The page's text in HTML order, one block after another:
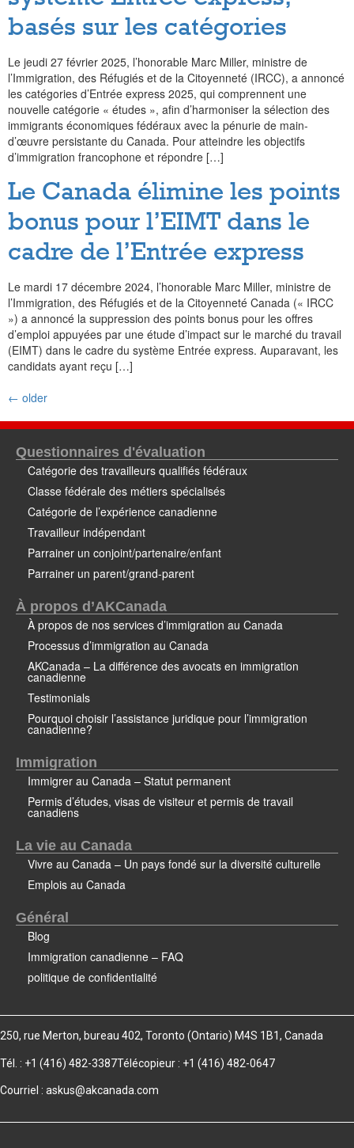
basés sur les catégories
Le jeudi 27 février 2025, l’honorable Marc Miller, ministre de
l’Immigration, des Réfugiés et de la Citoyenneté (IRCC), a annoncé
les catégories d’Entrée express 2025, qui comprennent une
nouvelle catégorie « études », afin d’harmoniser la sélection des
immigrants économiques fédéraux avec la pénurie de main-
d’œuvre persistante du Canada. Pour atteindre les objectifs
d’immigration francophone et répondre […]
Le Canada élimine les points
bonus pour l’EIMT dans le
cadre de l’Entrée express
Le mardi 17 décembre 2024, l’honorable Marc Miller, ministre de
l’Immigration, des Réfugiés et de la Citoyenneté Canada (« IRCC
») a annoncé la suppression des points bonus pour les offres
d’emploi appuyées par une étude d’impact sur le marché du travail
(EIMT) dans le cadre du système Entrée express. Auparavant, les
candidats ayant reçu […]
← older
Questionnaires d'évaluation
Catégorie des travailleurs qualifiés fédéraux
Classe fédérale des métiers spécialisés
Catégorie de l’expérience canadienne
Travailleur indépendant
Parrainer un conjoint/partenaire/enfant
Parrainer un parent/grand-parent
À propos d’AKCanada
À propos de nos services d’immigration au Canada
Processus d’immigration au Canada
AKCanada – La différence des avocats en immigration
canadienne
Testimonials
Pourquoi choisir l’assistance juridique pour l’immigration
canadienne?
Immigration
Immigrer au Canada – Statut permanent
Permis d’études, visas de visiteur et permis de travail
canadiens
La vie au Canada
Vivre au Canada – Un pays fondé sur la diversité culturelle
Emplois au Canada
Général
Blog
Immigration canadienne – FAQ
politique de confidentialité
250, rue Merton, bureau 402, Toronto (Ontario) M4S 1B1, Canada
Tél. : +1 (416) 482-3387Télécopieur : +1 (416) 482-0647
Courriel : askus@akcanada.com